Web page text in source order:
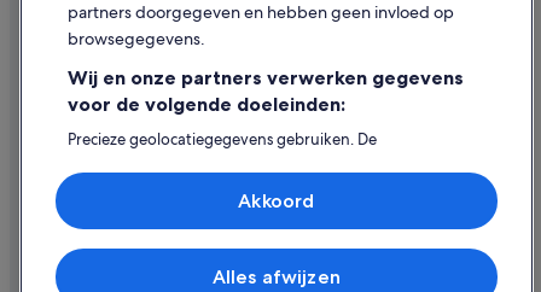
Hotels in Rome
Hotels in de buurt van Standbeeld van Marcus Aurelius
Hotels in de buurt van Tempel van Saturnus
Huisdiervriendelijke in Monti
Romantische in Historisch Centrum van Rome
Hotels met casino in Historisch Centrum van Rome
Huisdiervriendelijke in Lazio
Contact
Restitutieproces en tijdsbestek
Boek een vlucht met airlinetegoed
Internationale reisdocumenten
© 2026 Expedia, Inc. - een bedrijf van Expedia Group. Alle rechten
partners doorgegeven en hebben geen invloed op
browsegegevens.
Wij en onze partners verwerken gegevens
voor de volgende doeleinden:
Precieze geolocatiegegevens gebruiken. De
Informatie op een apparaat opslaan en/of openen.
Gepersonaliseerde advertenties en content, advertentie-
en contentmetingen, doelgroepenonderzoek en
Partnerlijst (derden)Alles afwijzen
Akkoord